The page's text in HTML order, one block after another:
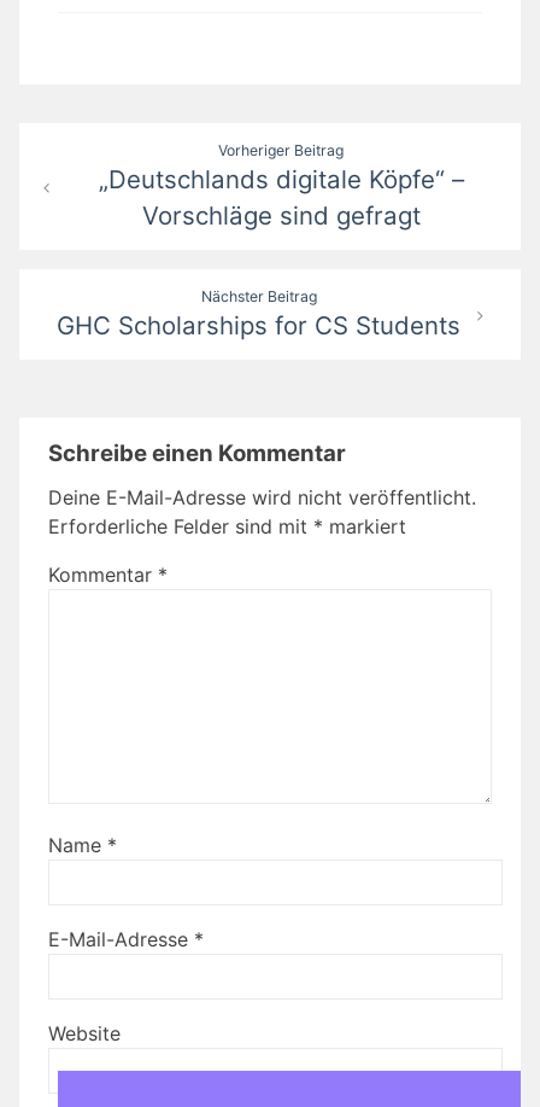
Beitragsnavigation
Vorheriger Beitrag
„Deutschlands digitale Köpfe“ –
Vorschläge sind gefragt
Nächster Beitrag
GHC Scholarships for CS Students
Schreibe einen Kommentar
Deine E-Mail-Adresse wird nicht veröffentlicht.
Erforderliche Felder sind mit * markiert
Kommentar *
Name *
E-Mail-Adresse *
Website